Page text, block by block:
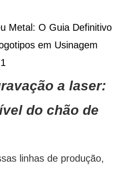
a laser:
do chão de
linhas de produção,